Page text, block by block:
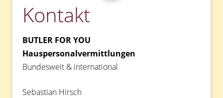
Kontakt
BUTLER FOR YOU
Hauspersonalvermittlungen
Bundesweit & international
Sebastian Hirsch